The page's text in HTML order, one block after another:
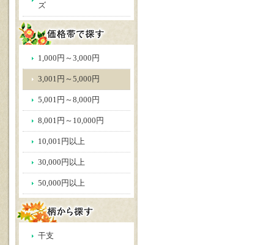
ズ
1,000円～3,000円
3,001円～5,000円
5,001円～8,000円
8,001円～10,000円
10,001円以上
30,000円以上
50,000円以上
干支